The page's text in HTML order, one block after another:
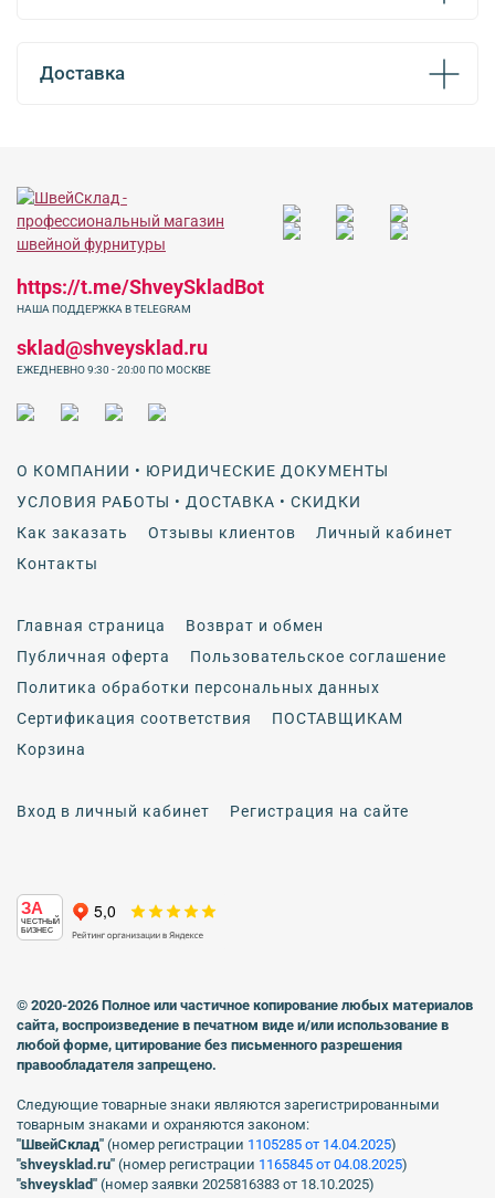
Доставка
О КОМПАНИИ • ЮРИДИЧЕСКИЕ ДОКУМЕНТЫ
УСЛОВИЯ РАБОТЫ • ДОСТАВКА • СКИДКИ
Как заказать
Отзывы клиентов
Личный кабинет
Контакты
Главная страница
Возврат и обмен
Публичная оферта
Пользовательское соглашение
Политика обработки персональных данных
Сертификация соответствия
ПОСТАВЩИКАМ
Корзина
Вход в личный кабинет Регистрация на сайте
https://t.me/ShveySkladBot
НАША ПОДДЕРЖКА В TELEGRAM
sklad@shveysklad.ru
ЕЖЕДНЕВНО 9:30 - 20:00 ПО МОСКВЕ
ЗА
ЧЕСТНЫЙ
БИЗНЕС
© 2020-2026 Полное или частичное копирование любых материалов
сайта, воспроизведение в печатном виде и/или использование в
любой форме, цитирование без письменного разрешения
правообладателя запрещено.
Следующие товарные знаки являются зарегистрированными
товарным знаками и охраняются законом:
"ШвейСклад" (номер регистрации 1105285 от 14.04.2025)
"shveуsklad.ru" (номер регистрации 1165845 от 04.08.2025)
"shveysklad" (номер заявки 2025816383 от 18.10.2025)